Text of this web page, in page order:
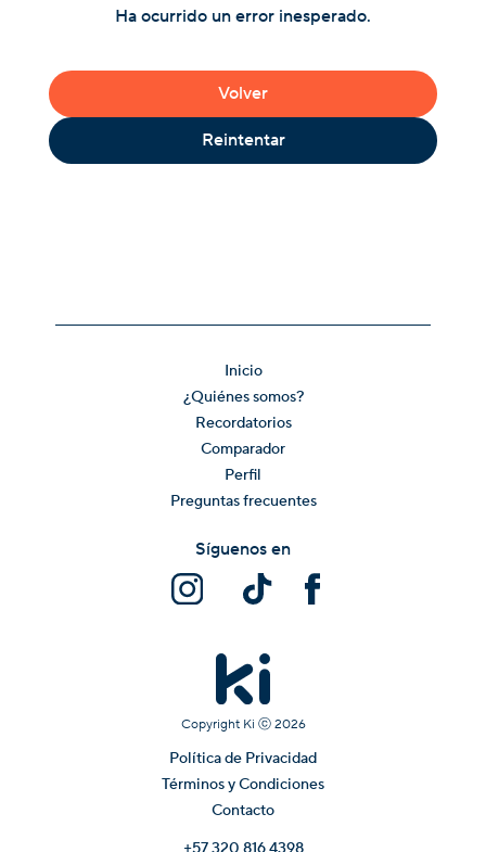
Ha ocurrido un error inesperado.
Volver
Reintentar
Inicio
¿Quiénes somos?
Recordatorios
Comparador
Perfil
Preguntas frecuentes
Copyright Ki ⓒ 2026
Política de Privacidad
Términos y Condiciones
Contacto
Síguenos en